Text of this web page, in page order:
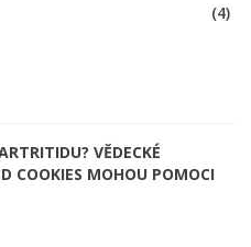
(4)
VĚDECKÉ
COOKIES MOHOU POMOCI